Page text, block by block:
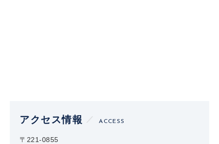
アクセス情報 ACCESS
〒221-0855